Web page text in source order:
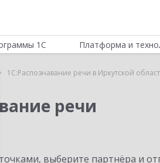
1С Платформа и
1С:Распознавание речи в Иркутской
речи
выберите партнёра и